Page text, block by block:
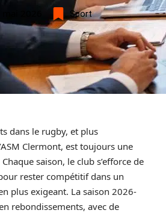
Sport
dans le rugby, et plus
Clermont, est toujours une
saison, le club s’efforce de
rester compétitif dans un
plus exigeant. La saison 2026-
rebondissements, avec de